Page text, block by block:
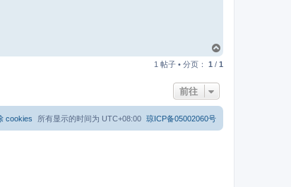
1 帖子 • 分页： 1 / 1
前往
琼ICP备05002060号
所有显示的时间为 UTC+08:00
cookies